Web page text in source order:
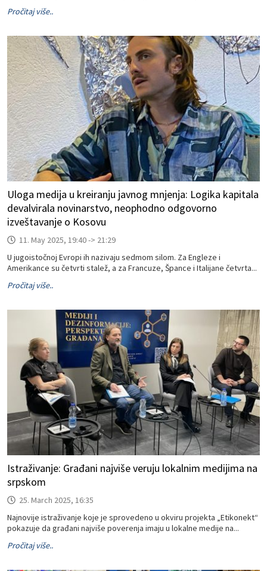
Pročitaj više..
Uloga medija u kreiranju javnog mnjenja: Logika kapitala
devalvirala novinarstvo, neophodno odgovorno
izveštavanje o Kosovu
11. May 2025, 19:40 -> 21:29
U jugoistočnoj Evropi ih nazivaju sedmom silom. Za Engleze i
Amerikance su četvrti stalež, a za Francuze, Špance i Italijane četvrta...
Pročitaj više..
Istraživanje: Građani najviše veruju lokalnim medijima na
srpskom
25. March 2025, 16:35
Najnovije istraživanje koje je sprovedeno u okviru projekta „Etikonekt“
pokazuje da građani najviše poverenja imaju u lokalne medije na...
Pročitaj više..